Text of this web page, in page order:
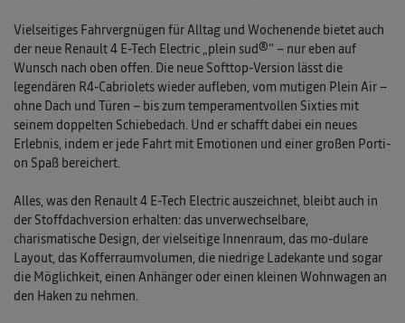
Vielseitiges Fahrvergnügen für Alltag und Wochenende bietet auch
der neue Renault 4 E-Tech Electric „plein sud®“ – nur eben auf
Wunsch nach oben offen. Die neue Softtop-Version lässt die
legendären R4-Cabriolets wieder aufleben, vom mutigen Plein Air –
ohne Dach und Türen – bis zum temperamentvollen Sixties mit
seinem doppelten Schiebedach. Und er schafft dabei ein neues
Erlebnis, indem er jede Fahrt mit Emotionen und einer großen Porti-
on Spaß bereichert.
Alles, was den Renault 4 E-Tech Electric auszeichnet, bleibt auch in
der Stoffdachversion erhalten: das unverwechselbare,
charismatische Design, der vielseitige Innenraum, das mo-dulare
Layout, das Kofferraumvolumen, die niedrige Ladekante und sogar
die Möglichkeit, einen Anhänger oder einen kleinen Wohnwagen an
den Haken zu nehmen.